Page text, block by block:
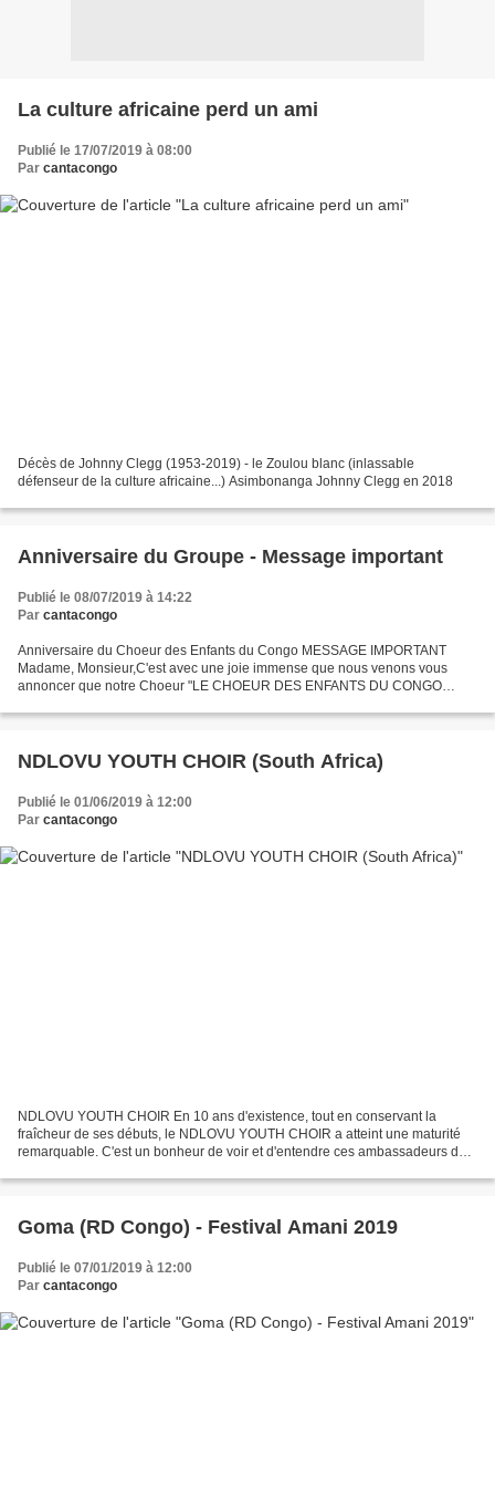
La culture africaine perd un ami
Publié le 17/07/2019 à 08:00
Par cantacongo
Décès de Johnny Clegg (1953-2019) - le Zoulou blanc (inlassable
défenseur de la culture africaine...) Asimbonanga Johnny Clegg en 2018
Anniversaire du Groupe - Message important
Publié le 08/07/2019 à 14:22
Par cantacongo
Anniversaire du Choeur des Enfants du Congo MESSAGE IMPORTANT
Madame, Monsieur,C'est avec une joie immense que nous venons vous
annoncer que notre Choeur "LE CHOEUR DES ENFANTS DU CONGO
anniversaire...
NDLOVU YOUTH CHOIR (South Africa)
Publié le 01/06/2019 à 12:00
Par cantacongo
NDLOVU YOUTH CHOIR En 10 ans d'existence, tout en conservant la
fraîcheur de ses débuts, le NDLOVU YOUTH CHOIR a atteint une maturité
remarquable. C'est un bonheur de voir et d'entendre ces ambassadeurs de
Goma (RD Congo) - Festival Amani 2019
Publié le 07/01/2019 à 12:00
Par cantacongo